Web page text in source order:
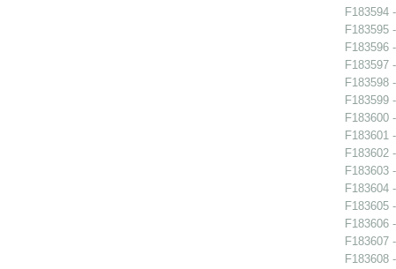
F183594
F183595
F183596
F183597
F183598
F183599
F183600
F183601
F183602
F183603
F183604
F183605
F183606
F183607
F183608